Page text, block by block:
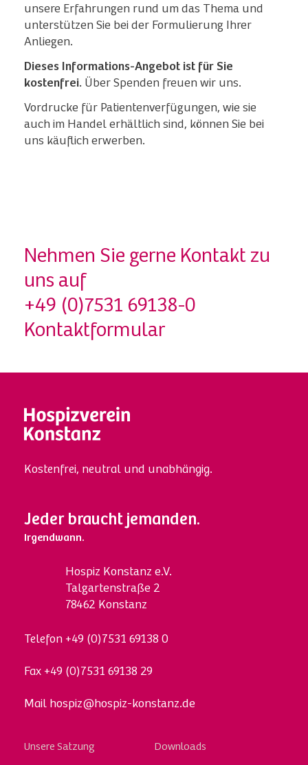
unsere Erfahrungen rund um das Thema und
unterstützen Sie bei der Formulierung Ihrer
Anliegen.
Dieses Informations-Angebot ist für Sie
kostenfrei. Über Spenden freuen wir uns.
Vordrucke für Patientenverfügungen, wie sie
auch im Handel erhältlich sind, können Sie bei
uns käuflich erwerben.
Nehmen Sie gerne Kontakt zu
uns auf
+49 (0)7531 69138-0
Kontaktformular
Kostenfrei, neutral und unabhängig.
Jeder braucht jemanden.
Irgendwann.
Hospiz Konstanz e.V.
Talgartenstraße 2
78462 Konstanz
Telefon +49 (0)7531 69138 0
Fax +49 (0)7531 69138 29
Mail hospiz@hospiz-konstanz.de
to
Unsere Satzung Downloads